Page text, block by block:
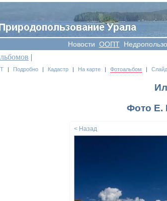
Новости OOПT
|
| Подробно | Кадастр | На карте | Фотоальбом |
Фото Е.
< Назад